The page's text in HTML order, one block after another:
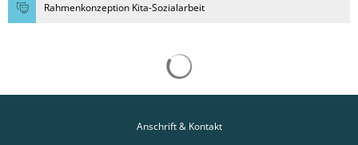
Rahmenkonzeption Kita-Sozialarbeit
Anschrift & Kontakt